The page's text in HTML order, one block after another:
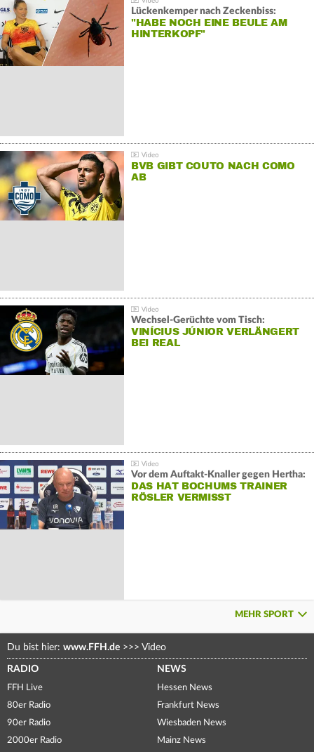
Lückenkemper nach Zeckenbiss:
"HABE NOCH EINE BEULE AM
HINTERKOPF"
BVB GIBT COUTO NACH COMO
AB
Wechsel-Gerüchte vom Tisch:
VINÍCIUS JÚNIOR VERLÄNGERT
BEI REAL
Vor dem Auftakt-Knaller gegen Hertha:
DAS HAT BOCHUMS TRAINER
RÖSLER VERMISST
MEHR SPORT
Du bist hier: www.FFH.de >>> Video
RADIO
FFH Live
80er Radio
90er Radio
2000er Radio
NEWS
Hessen News
Frankfurt News
Wiesbaden News
Mainz News